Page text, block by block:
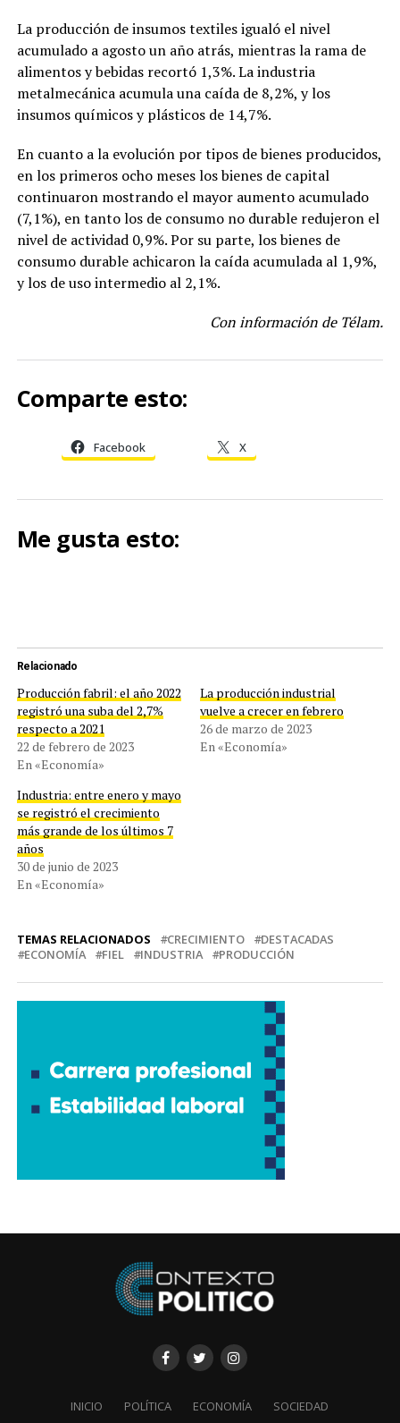
La producción de insumos textiles igualó el nivel
acumulado a agosto un año atrás, mientras la rama de
alimentos y bebidas recortó 1,3%. La industria
metalmecánica acumula una caída de 8,2%, y los
insumos químicos y plásticos de 14,7%.
En cuanto a la evolución por tipos de bienes producidos,
en los primeros ocho meses los bienes de capital
continuaron mostrando el mayor aumento acumulado
(7,1%), en tanto los de consumo no durable redujeron el
nivel de actividad 0,9%. Por su parte, los bienes de
consumo durable achicaron la caída acumulada al 1,9%,
y los de uso intermedio al 2,1%.
Con información de Télam.
Comparte esto:
Facebook X
Me gusta esto:
Relacionado
Producción fabril: el año 2022
registró una suba del 2,7%
respecto a 2021
22 de febrero de 2023
En «Economía»
La producción industrial
vuelve a crecer en febrero
26 de marzo de 2023
En «Economía»
Industria: entre enero y mayo
se registró el crecimiento
más grande de los últimos 7
años
30 de junio de 2023
En «Economía»
TEMAS RELACIONADOS CRECIMIENTO
DESTACADAS
ECONOMÍA
FIEL INDUSTRIA PRODUCCIÓN
INICIO POLÍTICA ECONOMÍA SOCIEDAD